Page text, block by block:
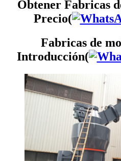
Obtener Fabricas
Precio(
Fabricas de
Introducción(